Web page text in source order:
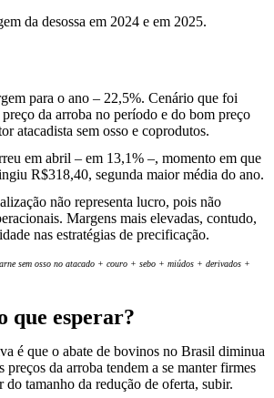
da desossa em 2024 e em 2025.
para o ano – 22,5%. Cenário que foi
da arroba no período e do bom preço
atacadista sem osso e coprodutos.
em abril – em 13,1% –, momento em que
R$318,40, segunda maior média do ano.
não representa lucro, pois não
Margens mais elevadas, contudo,
nas estratégias de precificação.
sem osso no atacado + couro + sebo + miúdos + derivados +
que esperar?
é que o abate de bovinos no Brasil diminua
da arroba tendem a se manter firmes
do tamanho da redução de oferta, subir.